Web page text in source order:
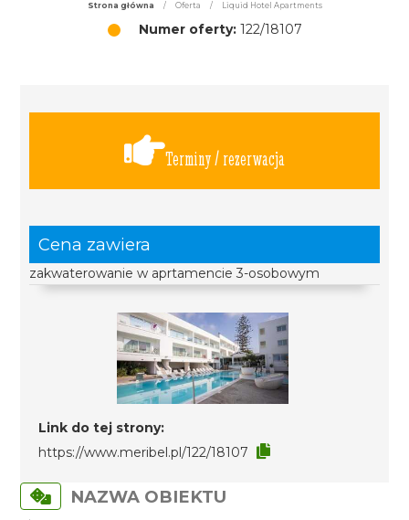
Strona główna / Oferta / Liquid Hotel Apartments
Numer oferty:122/18107
Terminy / rezerwacja
Cena zawiera
zakwaterowanie w aprtamencie 3-osobowym
Link do tej strony:
https://www.meribel.pl/122/18107
NAZWA OBIEKTU